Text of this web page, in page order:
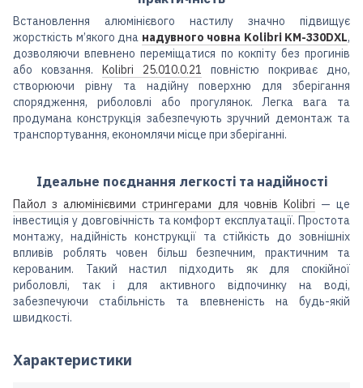
Встановлення алюмінієвого настилу значно підвищує
жорсткість м’якого дна надувного човна Kolibri KM-330DXL,
дозволяючи впевнено переміщатися по кокпіту без прогинів
або ковзання. Kolibri 25.010.0.21 повністю покриває дно,
створюючи рівну та надійну поверхню для зберігання
спорядження, риболовлі або прогулянок. Легка вага та
продумана конструкція забезпечують зручний демонтаж та
транспортування, економлячи місце при зберіганні.
Ідеальне поєднання легкості та надійності
Пайол з алюмінієвими стрингерами для човнів Kolibri — це
інвестиція у довговічність та комфорт експлуатації. Простота
монтажу, надійність конструкції та стійкість до зовнішніх
впливів роблять човен більш безпечним, практичним та
керованим. Такий настил підходить як для спокійної
риболовлі, так і для активного відпочинку на воді,
забезпечуючи стабільність та впевненість на будь-якій
швидкості.
Характеристики